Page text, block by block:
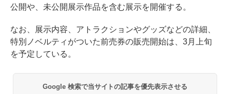
公開や、未公開展示作品を含む展示を開催する。
なお、展示内容、アトラクションやグッズなどの詳細、
特別ノベルティがついた前売券の販売開始は、3月上旬
を予定している。
Google 検索で当サイトの記事を優先表示させる